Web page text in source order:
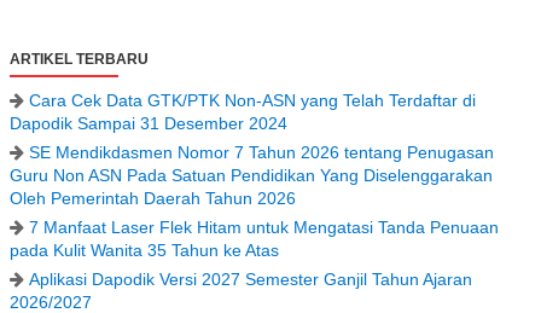
ARTIKEL TERBARU
Cara Cek Data GTK/PTK Non-ASN yang Telah Terdaftar di
Dapodik Sampai 31 Desember 2024
SE Mendikdasmen Nomor 7 Tahun 2026 tentang Penugasan
Guru Non ASN Pada Satuan Pendidikan Yang Diselenggarakan
Oleh Pemerintah Daerah Tahun 2026
7 Manfaat Laser Flek Hitam untuk Mengatasi Tanda Penuaan
pada Kulit Wanita 35 Tahun ke Atas
Aplikasi Dapodik Versi 2027 Semester Ganjil Tahun Ajaran
2026/2027